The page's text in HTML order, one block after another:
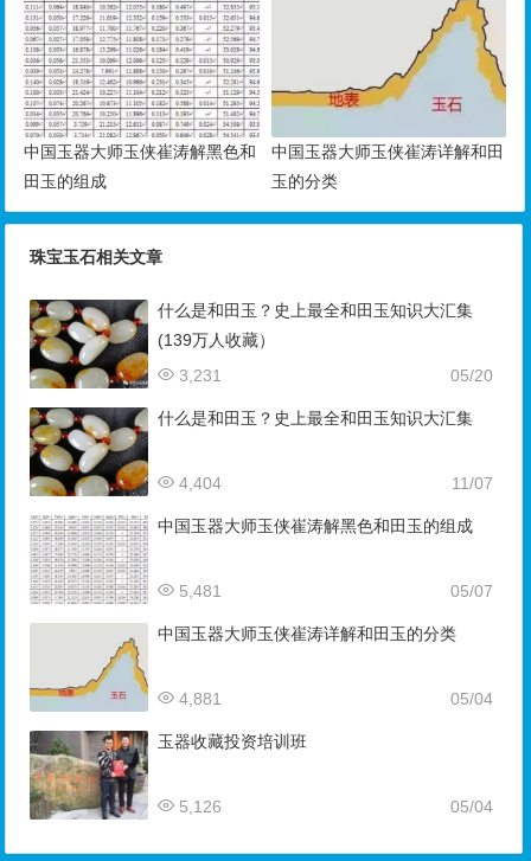
中国玉器大师玉侠崔涛解黑色和
田玉的组成
中国玉器大师玉侠崔涛详解和田
玉的分类
珠宝玉石相关文章
什么是和田玉？史上最全和田玉知识大汇集
(139万人收藏）
05/20
3,231
什么是和田玉？史上最全和田玉知识大汇集
11/07
4,404
中国玉器大师玉侠崔涛解黑色和田玉的组成
05/07
5,481
中国玉器大师玉侠崔涛详解和田玉的分类
05/04
4,881
玉器收藏投资培训班
05/04
5,126